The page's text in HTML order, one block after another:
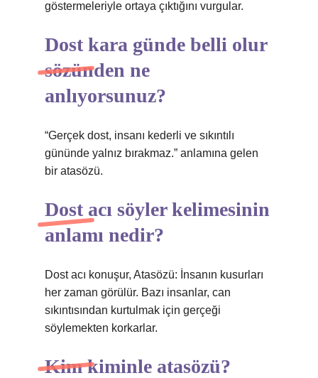
göstermeleriyle ortaya çıktığını vurgular.
Dost kara günde belli olur
sözünden ne
anlıyorsunuz?
“Gerçek dost, insanı kederli ve sıkıntılı
gününde yalnız bırakmaz.” anlamına gelen
bir atasözü.
Dost acı söyler kelimesinin
anlamı nedir?
Dost acı konuşur, Atasözü: İnsanın kusurları
her zaman görülür. Bazı insanlar, can
sıkıntısından kurtulmak için gerçeği
söylemekten korkarlar.
Kim kiminle atasözü?